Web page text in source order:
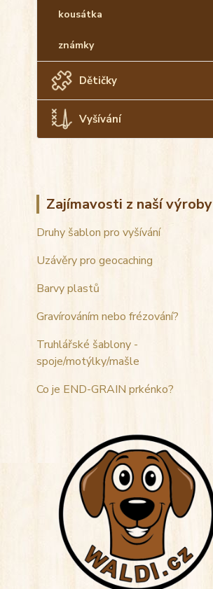
kousátka
známky
Dětičky
Vyšívání
Zajímavosti z naší výroby
Druhy šablon pro vyšívání
Uzávěry pro geocaching
Barvy plastů
Gravírováním nebo frézování?
Truhlářské šablony -
spoje/motýlky/mašle
Co je END-GRAIN prkénko?